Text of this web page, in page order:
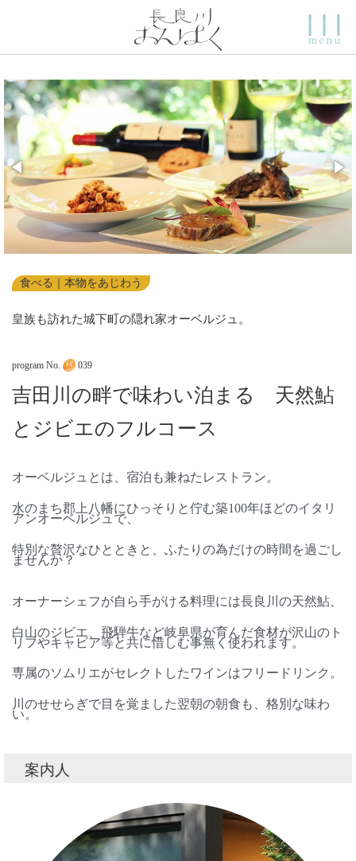
食べる｜本物をあじわう
皇族も訪れた城下町の隠れ家オーベルジュ。
program No. 039
吉田川の畔で味わい泊まる 天然鮎
とジビエのフルコース
オーベルジュとは、宿泊も兼ねたレストラン。
水のまち郡上八幡にひっそりと佇む築100年ほどのイタリ
アンオーベルジュで、
特別な贅沢なひとときと、ふたりの為だけの時間を過ごし
ませんか？
オーナーシェフが自ら手がける料理には長良川の天然鮎、
白山のジビエ、飛騨牛など岐阜県が育んだ食材が沢山のト
リフやキャビア等と共に惜しむ事無く使われます。
専属のソムリエがセレクトしたワインはフリードリンク。
川のせせらぎで目を覚ました翌朝の朝食も、格別な味わ
い。
案内人